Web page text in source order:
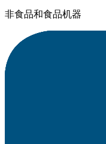
非食品和食品机器